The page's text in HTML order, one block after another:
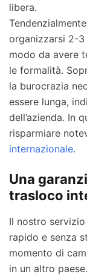
libera.
organizzarsi 2-
modo da avere
le formalità.
la burocrazia
essere lunga,
dell’azienda. In
risparmiare
internazionale.
Una
trasloco
Il nostro
rapido e senza
momento di
in un altro paese.